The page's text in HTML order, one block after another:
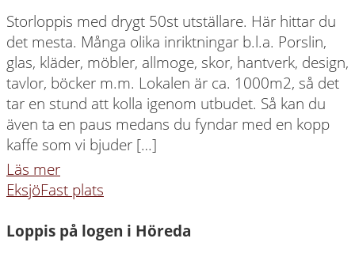
Storloppis med drygt 50st utställare. Här hittar du
det mesta. Många olika inriktningar b.l.a. Porslin,
glas, kläder, möbler, allmoge, skor, hantverk, design,
tavlor, böcker m.m. Lokalen är ca. 1000m2, så det
tar en stund att kolla igenom utbudet. Så kan du
även ta en paus medans du fyndar med en kopp
kaffe som vi bjuder […]
Läs mer
EksjöFast plats
Loppis på logen i Höreda